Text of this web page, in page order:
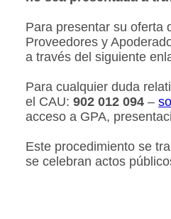
Para presentar su oferta
Proveedores y
a través del siguiente
Para cualquier duda
el CAU: 902 012 094 –
acceso a GPA,
Este procedimiento se
se celebran actos